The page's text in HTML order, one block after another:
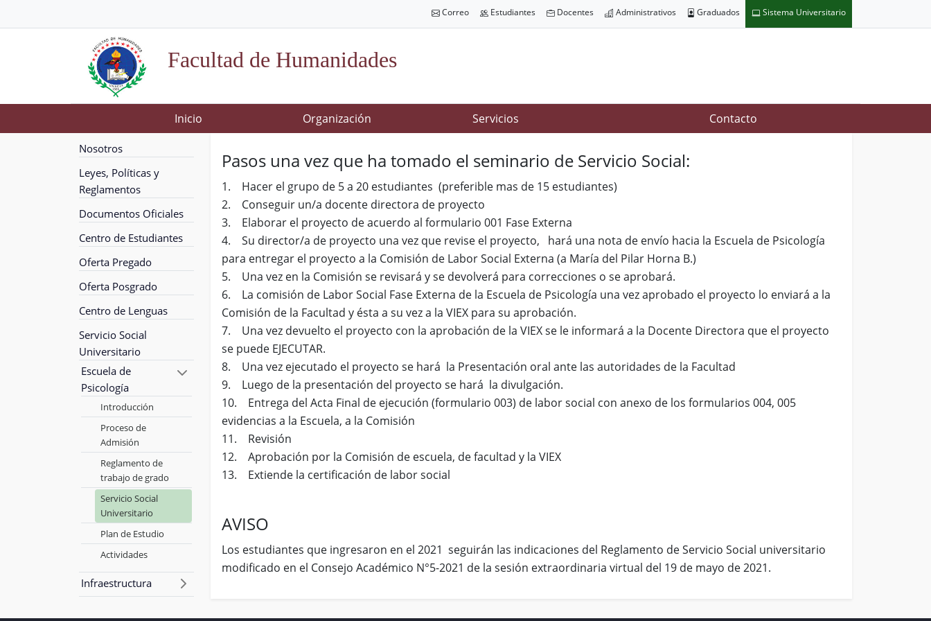
Correo Estudiantes Docentes Administrativos Graduados Sistema Universitario
Facultad de Humanidades
Inicio Organización Servicios Contacto
Nosotros
Leyes, Políticas y
Reglamentos
Documentos Oficiales
Centro de Estudiantes
Oferta Pregado
Oferta Posgrado
Centro de Lenguas
Servicio Social
Universitario
Escuela de
Psicología
Introducción
Proceso de
Admisión
Reglamento de
trabajo de grado
Servicio Social
Universitario
Plan de Estudio
Actividades
Infraestructura
Pasos una vez que ha tomado el seminario de Servicio Social:
1. Hacer el grupo de 5 a 20 estudiantes (preferible mas de 15 estudiantes)
2. Conseguir un/a docente directora de proyecto
3. Elaborar el proyecto de acuerdo al formulario 001 Fase Externa
4. Su director/a de proyecto una vez que revise el proyecto, hará una nota de envío hacia la Escuela de Psicología
para entregar el proyecto a la Comisión de Labor Social Externa (a María del Pilar Horna B.)
5. Una vez en la Comisión se revisará y se devolverá para correcciones o se aprobará.
6. La comisión de Labor Social Fase Externa de la Escuela de Psicología una vez aprobado el proyecto lo enviará a la
Comisión de la Facultad y ésta a su vez a la VIEX para su aprobación.
7. Una vez devuelto el proyecto con la aprobación de la VIEX se le informará a la Docente Directora que el proyecto
se puede EJECUTAR.
8. Una vez ejecutado el proyecto se hará la Presentación oral ante las autoridades de la Facultad
9. Luego de la presentación del proyecto se hará la divulgación.
10. Entrega del Acta Final de ejecución (formulario 003) de labor social con anexo de los formularios 004, 005
evidencias a la Escuela, a la Comisión
11. Revisión
12. Aprobación por la Comisión de escuela, de facultad y la VIEX
13. Extiende la certificación de labor social
AVISO
Los estudiantes que ingresaron en el 2021 seguirán las indicaciones del Reglamento de Servicio Social universitario
modificado en el Consejo Académico N°5-2021 de la sesión extraordinaria virtual del 19 de mayo de 2021.